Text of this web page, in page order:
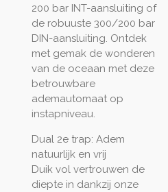
200 bar INT-aansluiting of
de robuuste 300/200 bar
DIN-aansluiting. Ontdek
met gemak de wonderen
van de oceaan met deze
betrouwbare
ademautomaat op
instapniveau.
Dual 2e trap: Adem
natuurlijk en vrij
Duik vol vertrouwen de
diepte in dankzij onze